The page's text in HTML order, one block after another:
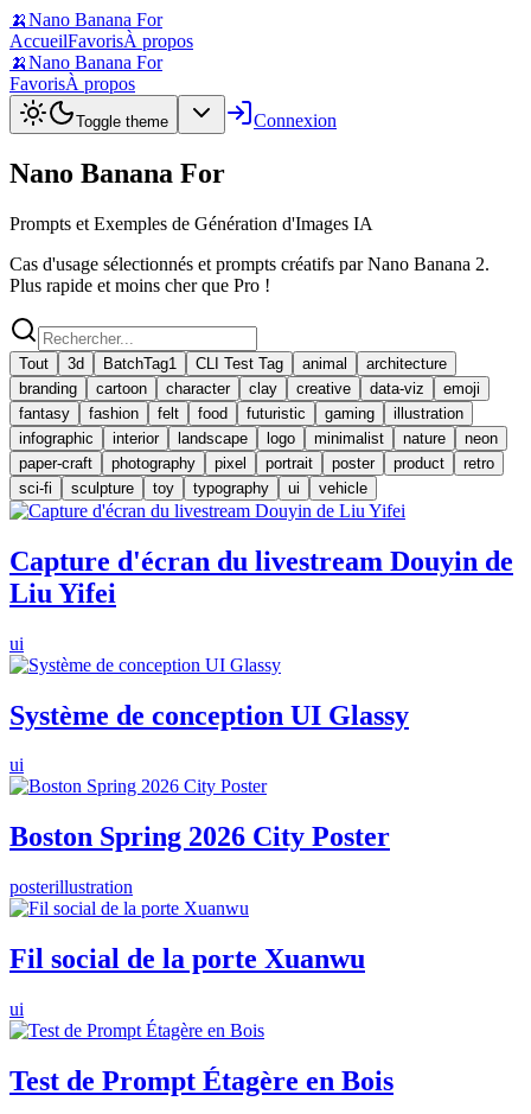
🍌Nano Banana For
AccueilFavorisÀ propos
🍌Nano Banana For
FavorisÀ propos
Toggle theme Connexion
Nano Banana For
Prompts et Exemples de Génération d'Images IA
Cas d'usage sélectionnés et prompts créatifs par Nano Banana 2.
Plus rapide et moins cher que Pro !
Tout 3d BatchTag1 CLI Test Tag animal
architecture
branding
cartoon character clay creative data-viz
emoji
fantasy
fashion felt food futuristic gaming
illustration
infographic
interior landscape logo minimalist nature
neon
paper-craft
photography pixel portrait poster product
retro
sci-fi
sculpture toy typography ui vehicle
Capture d'écran du livestream Douyin de
Liu Yifei
ui
Système de conception UI Glassy
ui
Boston Spring 2026 City Poster
posterillustration
Fil social de la porte Xuanwu
ui
Test de Prompt Étagère en Bois